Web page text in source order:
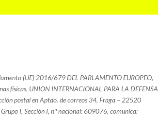
(UE) 2016/679 DEL PARLAMENTO EUROPEO,
físicas, UNION INTERNACIONAL PARA LA DEFENSA
postal en Aptdo. de correos 34, Fraga – 22520
I, Sección I, nº nacional: 609076, comunica: